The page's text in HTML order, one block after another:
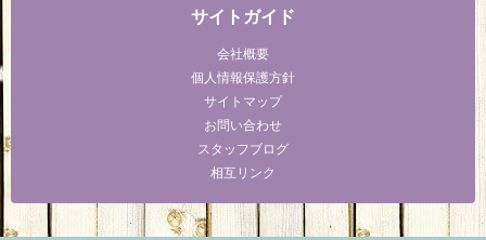
サイトガイド
会社概要
個人情報保護方針
サイトマップ
お問い合わせ
スタッフブログ
相互リンク